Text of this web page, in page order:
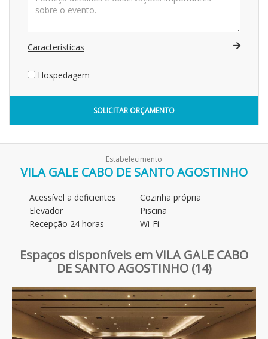
Características
Hospedagem
SOLICITAR ORÇAMENTO
Estabelecimento
VILA GALE CABO DE SANTO AGOSTINHO
Acessível a deficientes
Cozinha própria
Elevador
Piscina
Recepção 24 horas
Wi-Fi
Espaços disponíveis em VILA GALE CABO
DE SANTO AGOSTINHO (14)
Previous
Next